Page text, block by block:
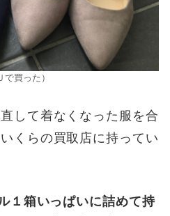
で買った）
して着なくなった服を合
くらの買取店に持ってい
１箱いっぱいに詰めて持